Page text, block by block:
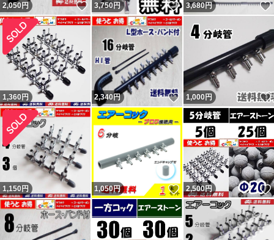
2,050円 いいね！
3,750円 いいね！
3,680円
1,360 円 2,340円 いいね！
1,000円
1,150 円 1,050円 いいね！
2,500 円